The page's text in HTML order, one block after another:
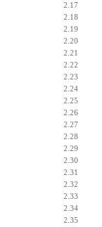
2.17
2.18
2.19
2.20
2.21
2.22
2.23
2.24
2.25
2.26
2.27
2.28
2.29
2.30
2.31
2.32
2.33
2.34
2.35